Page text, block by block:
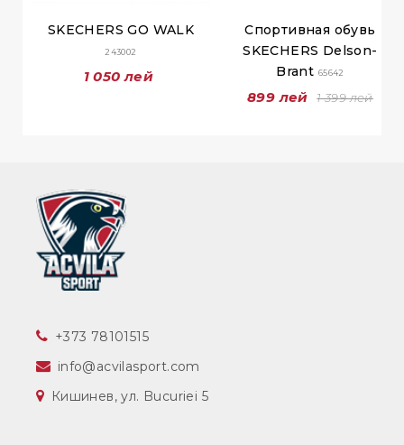
SKECHERS GO WALK
243002
1 050 лей
Спортивная обувь
SKECHERS Delson-
Brant 65642
899 лей 1 399 лей
‎+373 78101515
info@acvilasport.com
Кишинев, ул. Bucuriei 5